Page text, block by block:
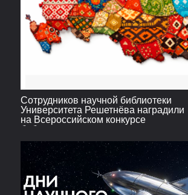
Сотрудников научной библиотеки
Университета Решетнёва наградили
на Всероссийском конкурсе
библиотечных проектов